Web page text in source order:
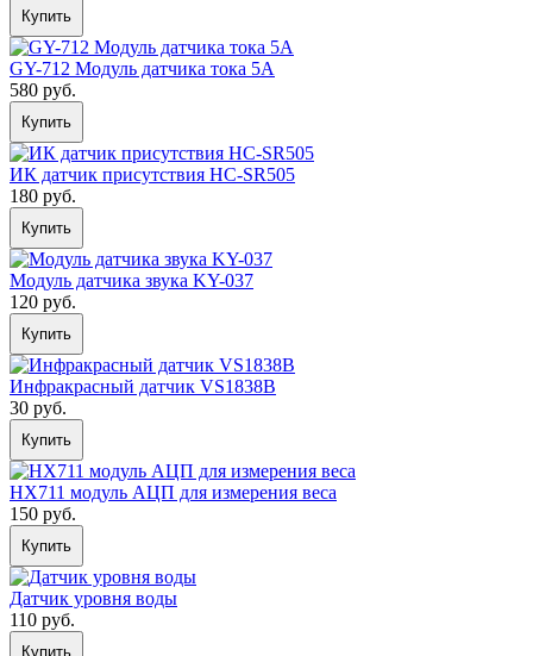
Купить
GY-712 Модуль датчика тока 5A
580 руб.
Купить
ИК датчик присутствия HC-SR505
180 руб.
Купить
Модуль датчика звука KY-037
120 руб.
Купить
Инфракрасный датчик VS1838B
30 руб.
Купить
HX711 модуль АЦП для измерения веса
150 руб.
Купить
Датчик уровня воды
110 руб.
Купить